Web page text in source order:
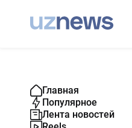
Главная
Популярное
Лента новостей